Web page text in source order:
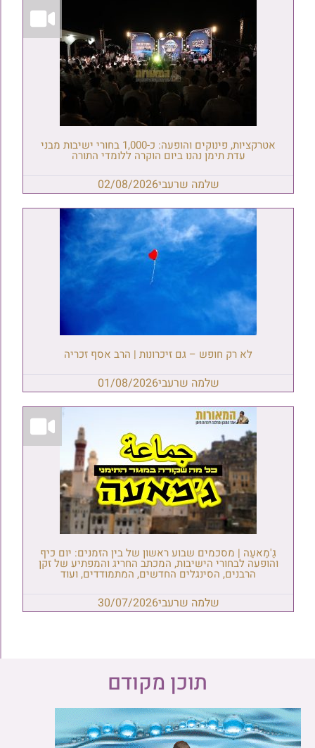
אטרקציות, פינוקים והופעה: כ-1,000 בחורי ישיבות מבני
עדת תימן נהנו ביום הוקרה ללומדי התורה
שלמה שרעבי02/08/2026
לא רק חופש – גם זיכרונות | הרב אסף זכריה
שלמה שרעבי01/08/2026
גַ'מַאעַה | מסכמים שבוע ראשון של בין הזמנים: יום כיף
והופעה לבחורי הישיבות, המכתב החריג והמפתיע של זקן
הרבנים, הסינגלים החדשים, המתמודדים, ועוד
שלמה שרעבי30/07/2026
תוכן מקודם